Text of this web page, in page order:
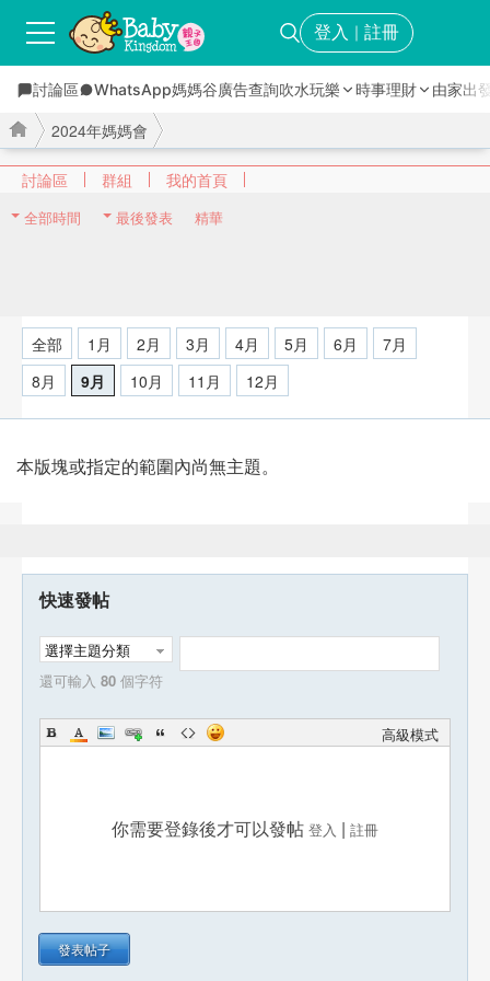
登入 ｜ 註冊
討論區 WhatsApp媽媽谷廣告查詢吹水玩樂 時事理財 由家出
討論區 群組 我的首頁
2024年媽媽會
全部時間 最後發表 精華
全部 1月 2月 3月 4月 5月 6月
7月
8月
9月 10月 11月 12月
本版塊或指定的範圍內尚無主題。
快速發帖
選擇主題分類
還可輸入 80 個字符
高級模式
你需要登錄後才可以發帖 登入 | 註冊
發表帖子